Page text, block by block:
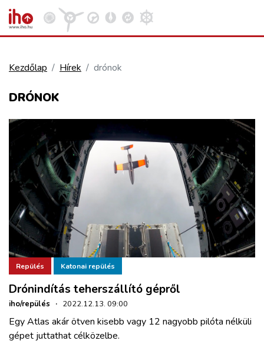
VASÚT
KÖZÚT
REPÜLÉS
KÖZLEKEDÉSFEJLESZTÉS
ELLÁTÁSI LÁNC
ZÖLDÚT
HAJÓZÁS
BLOG
Kezdőlap Hírek drónok
DRÓNOK
Repülés Katonai repülés
Drónindítás teherszállító gépről
iho/repülés · 2022.12.13. 09:00
Egy Atlas akár ötven kisebb vagy 12 nagyobb pilóta nélküli
gépet juttathat célközelbe.